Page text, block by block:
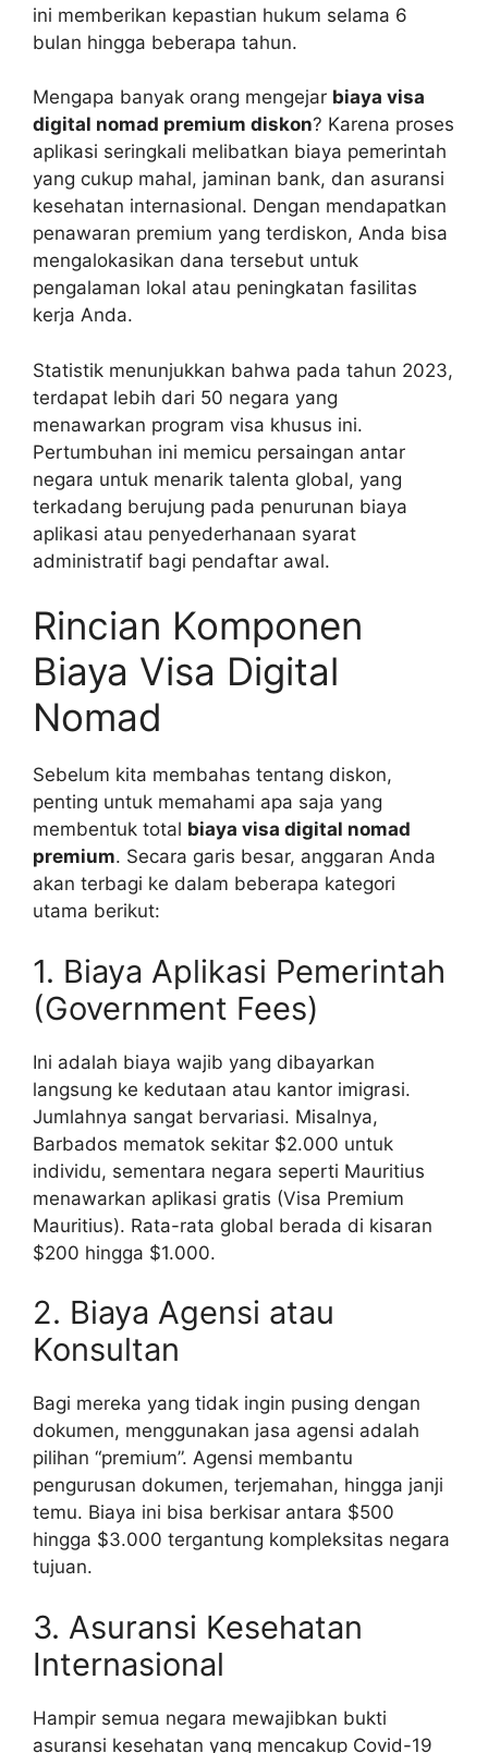
ini memberikan kepastian hukum selama 6
bulan hingga beberapa tahun.
Mengapa banyak orang mengejar biaya visa
digital nomad premium diskon? Karena proses
aplikasi seringkali melibatkan biaya pemerintah
yang cukup mahal, jaminan bank, dan asuransi
kesehatan internasional. Dengan mendapatkan
penawaran premium yang terdiskon, Anda bisa
mengalokasikan dana tersebut untuk
pengalaman lokal atau peningkatan fasilitas
kerja Anda.
Statistik menunjukkan bahwa pada tahun 2023,
terdapat lebih dari 50 negara yang
menawarkan program visa khusus ini.
Pertumbuhan ini memicu persaingan antar
negara untuk menarik talenta global, yang
terkadang berujung pada penurunan biaya
aplikasi atau penyederhanaan syarat
administratif bagi pendaftar awal.
Rincian Komponen
Biaya Visa Digital
Nomad
Sebelum kita membahas tentang diskon,
penting untuk memahami apa saja yang
membentuk total biaya visa digital nomad
premium. Secara garis besar, anggaran Anda
akan terbagi ke dalam beberapa kategori
utama berikut:
1. Biaya Aplikasi Pemerintah
(Government Fees)
Ini adalah biaya wajib yang dibayarkan
langsung ke kedutaan atau kantor imigrasi.
Jumlahnya sangat bervariasi. Misalnya,
Barbados mematok sekitar $2.000 untuk
individu, sementara negara seperti Mauritius
menawarkan aplikasi gratis (Visa Premium
Mauritius). Rata-rata global berada di kisaran
$200 hingga $1.000.
2. Biaya Agensi atau
Konsultan
Bagi mereka yang tidak ingin pusing dengan
dokumen, menggunakan jasa agensi adalah
pilihan “premium”. Agensi membantu
pengurusan dokumen, terjemahan, hingga janji
temu. Biaya ini bisa berkisar antara $500
hingga $3.000 tergantung kompleksitas negara
tujuan.
3. Asuransi Kesehatan
Internasional
Hampir semua negara mewajibkan bukti
asuransi kesehatan yang mencakup Covid-19